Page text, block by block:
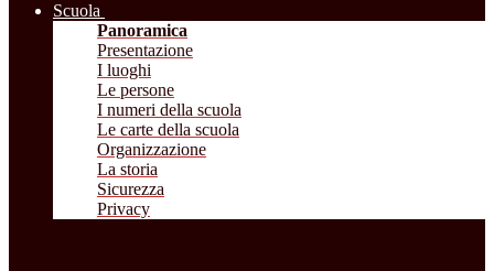
Scuola
Panoramica
Presentazione
I luoghi
Le persone
I numeri della scuola
Le carte della scuola
Organizzazione
La storia
Sicurezza
Privacy